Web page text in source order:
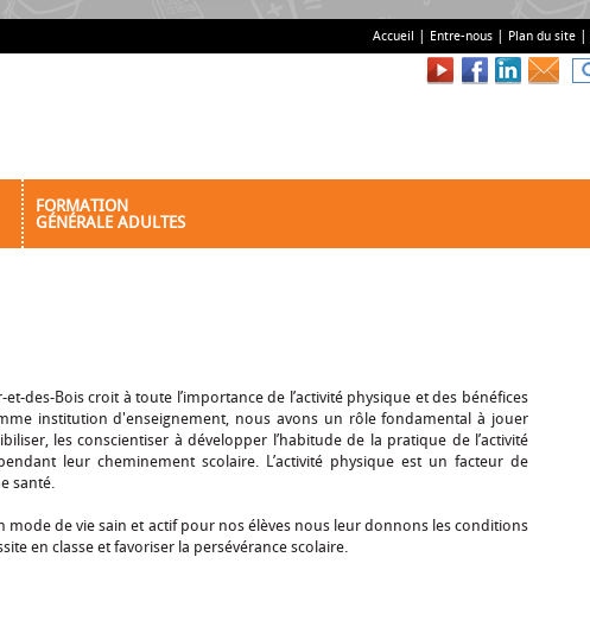
Accueil Entre-nous Plan du site
FORMATION
GÉNÉRALE ADULTES
et-des-Bois croit à toute l’importance de l’activité physique et des bénéfices
institution d'enseignement, nous avons un rôle fondamental à jouer
les conscientiser à développer l’habitude de la pratique de l’activité
leur cheminement scolaire. L’activité physique est un facteur de
santé.
mode de vie sain et actif pour nos élèves nous leur donnons les conditions
en classe et favoriser la persévérance scolaire.